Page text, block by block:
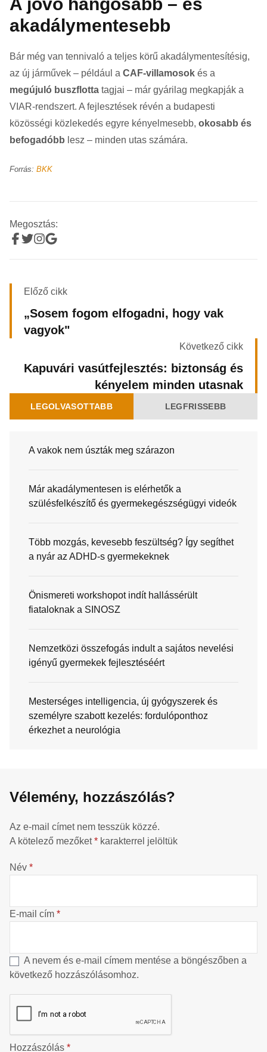
A jövő hangosabb – és
akadálymentesebb
Bár még van tennivaló a teljes körű akadálymentesítésig,
az új járművek – például a CAF-villamosok és a
megújuló buszflotta tagjai – már gyárilag megkapják a
VIAR-rendszert. A fejlesztések révén a budapesti
közösségi közlekedés egyre kényelmesebb, okosabb és
befogadóbb lesz – minden utas számára.
Forrás: BKK
Megosztás:
Előző cikk
„Sosem fogom elfogadni, hogy vak
vagyok"
Következő cikk
Kapuvári vasútfejlesztés: biztonság és
kényelem minden utasnak
LEGOLVASOTTABB LEGFRISSEBB
A vakok nem úszták meg szárazon
Már akadálymentesen is elérhetők a
szülésfelkészítő és gyermekegészségügyi videók
Több mozgás, kevesebb feszültség? Így segíthet
a nyár az ADHD-s gyermekeknek
Önismereti workshopot indít hallássérült
fiataloknak a SINOSZ
Nemzetközi összefogás indult a sajátos nevelési
igényű gyermekek fejlesztéséért
Mesterséges intelligencia, új gyógyszerek és
személyre szabott kezelés: fordulóponthoz
érkezhet a neurológia
Vélemény, hozzászólás?
Az e-mail címet nem tesszük közzé.
A kötelező mezőket* karakterrel jelöltük
Név *
E-mail cím *
A nevem és e-mail címem mentése a böngészőben a
következő hozzászólásomhoz.
Hozzászólás *